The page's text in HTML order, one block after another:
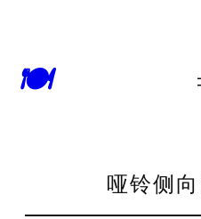
🍽
哑铃侧